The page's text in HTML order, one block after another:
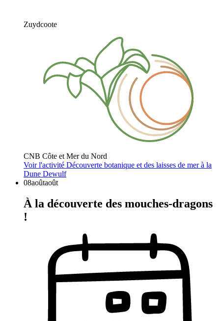
Zuydcoote
CNB Côte et Mer du Nord
Voir l'activité Découverte botanique et des laisses de mer à la
Dune Dewulf
08aoûtaoût
À la découverte des mouches-dragons
!